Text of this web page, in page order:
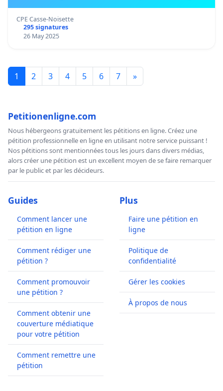
CPE Casse-Noisette
295 signatures
26 May 2025
1 2 3 4 5 6 7 »
Petitionenligne.com
Nous hébergeons gratuitement les pétitions en ligne. Créez une
pétition professionnelle en ligne en utilisant notre service puissant !
Nos pétitions sont mentionnées tous les jours dans divers médias,
alors créer une pétition est un excellent moyen de se faire remarquer
par le public et par les décideurs.
Guides
Comment lancer une
pétition en ligne
Comment rédiger une
pétition ?
Comment promouvoir
une pétition ?
Comment obtenir une
couverture médiatique
pour votre pétition
Comment remettre une
pétition
Plus
Faire une pétition en
ligne
Politique de
confidentialité
Gérer les cookies
À propos de nous